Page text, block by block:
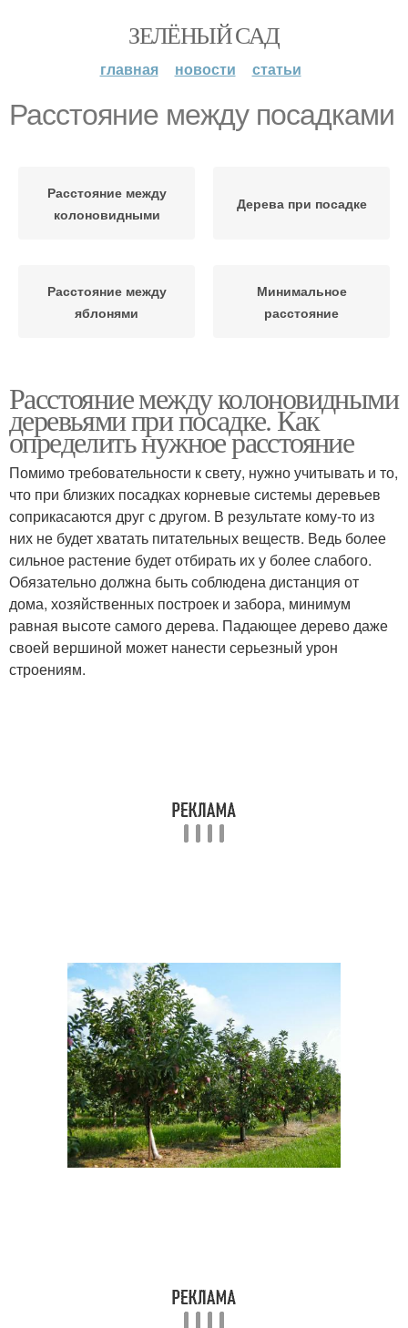
ЗЕЛЁНЫЙ САД
главная новости статьи
Расстояние между посадками
Расстояние между
колоновидными
Дерева при посадке
Расстояние между
яблонями
Минимальное
расстояние
Расстояние между колоновидными
деревьями при посадке. Как
определить нужное расстояние
Помимо требовательности к свету, нужно учитывать и то,
что при близких посадках корневые системы деревьев
соприкасаются друг с другом. В результате кому-то из
них не будет хватать питательных веществ. Ведь более
сильное растение будет отбирать их у более слабого.
Обязательно должна быть соблюдена дистанция от
дома, хозяйственных построек и забора, минимум
равная высоте самого дерева. Падающее дерево даже
своей вершиной может нанести серьезный урон
строениям.